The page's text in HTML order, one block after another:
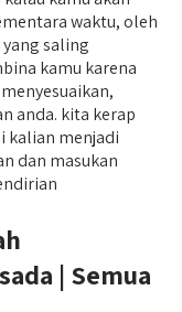
waktu, oleh
saling
kamu karena
anda. kita kerap
kalian menjadi
dan masukan
| Semua